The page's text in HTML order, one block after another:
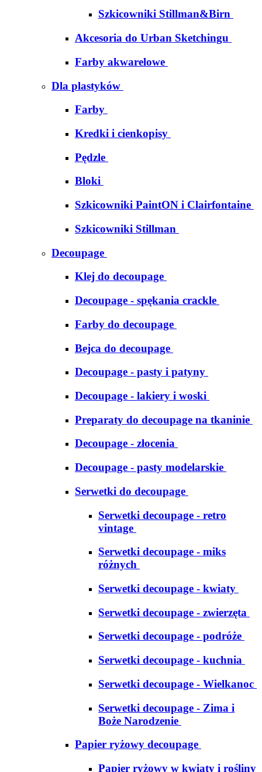
Szkicowniki Stillman&Birn
Akcesoria do Urban Sketchingu
Farby akwarelowe
Dla plastyków
Farby
Kredki i cienkopisy
Pędzle
Bloki
Szkicowniki PaintON i Clairfontaine
Szkicowniki Stillman
Decoupage
Klej do decoupage
Decoupage - spękania crackle
Farby do decoupage
Bejca do decoupage
Decoupage - pasty i patyny
Decoupage - lakiery i woski
Preparaty do decoupage na tkaninie
Decoupage - złocenia
Decoupage - pasty modelarskie
Serwetki do decoupage
Serwetki decoupage - retro
vintage
Serwetki decoupage - miks
różnych
Serwetki decoupage - kwiaty
Serwetki decoupage - zwierzęta
Serwetki decoupage - podróże
Serwetki decoupage - kuchnia
Serwetki decoupage - Wielkanoc
Serwetki decoupage - Zima i
Boże Narodzenie
Papier ryżowy decoupage
Papier ryżowy w kwiaty i rośliny